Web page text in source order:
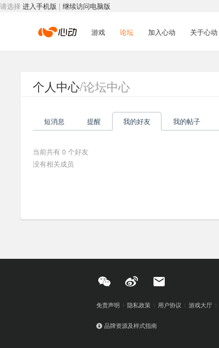
请选择 进入手机版 | 继续访问电脑版
心
动
络
游戏 论坛 加入心动 关于心动
个人中心/论坛中心
短消息 提醒 我的好友 我的帖子
当前共有 0 个好友
没有相关成员
免责声明 隐私政策 用户协议 游戏大厅
品牌资源及样式指南